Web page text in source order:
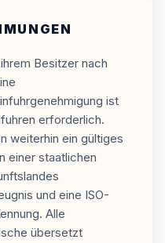
Besitzer nach
ist
erforderlich.
weiterhin ein gültiges
einer staatlichen
und eine ISO-
Alle
übersetzt